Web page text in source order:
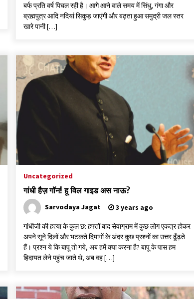
बर्फ प्रति वर्ष पिघल रही है। आगे आने वाले समय में सिंधु, गंगा और
ब्रह्मपुत्र आदि नदियां सिकुड़ जाएंगी और बढ़ता हुआ समुद्री जल स्तर
खारे पानी […]
Uncategorized
गांधी हैज़ गॉन! हू विल गाइड अस नाऊ?
Sarvodaya Jagat 3 years ago
गांधीजी की हत्या के कुल छ: हफ्तों बाद सेवाग्राम में कुछ लोग एकत्र होकर
अपने सूने दिलों और भटकते दिमागों के अंदर कुछ प्रश्नों का उत्तर ढूँढ़ते
हैं। प्रश्न ये कि बापू तो गये, अब हमें क्या करना है? बापू के पास हम
हिदायत लेने पहुंच जाते थे, अब वह […]